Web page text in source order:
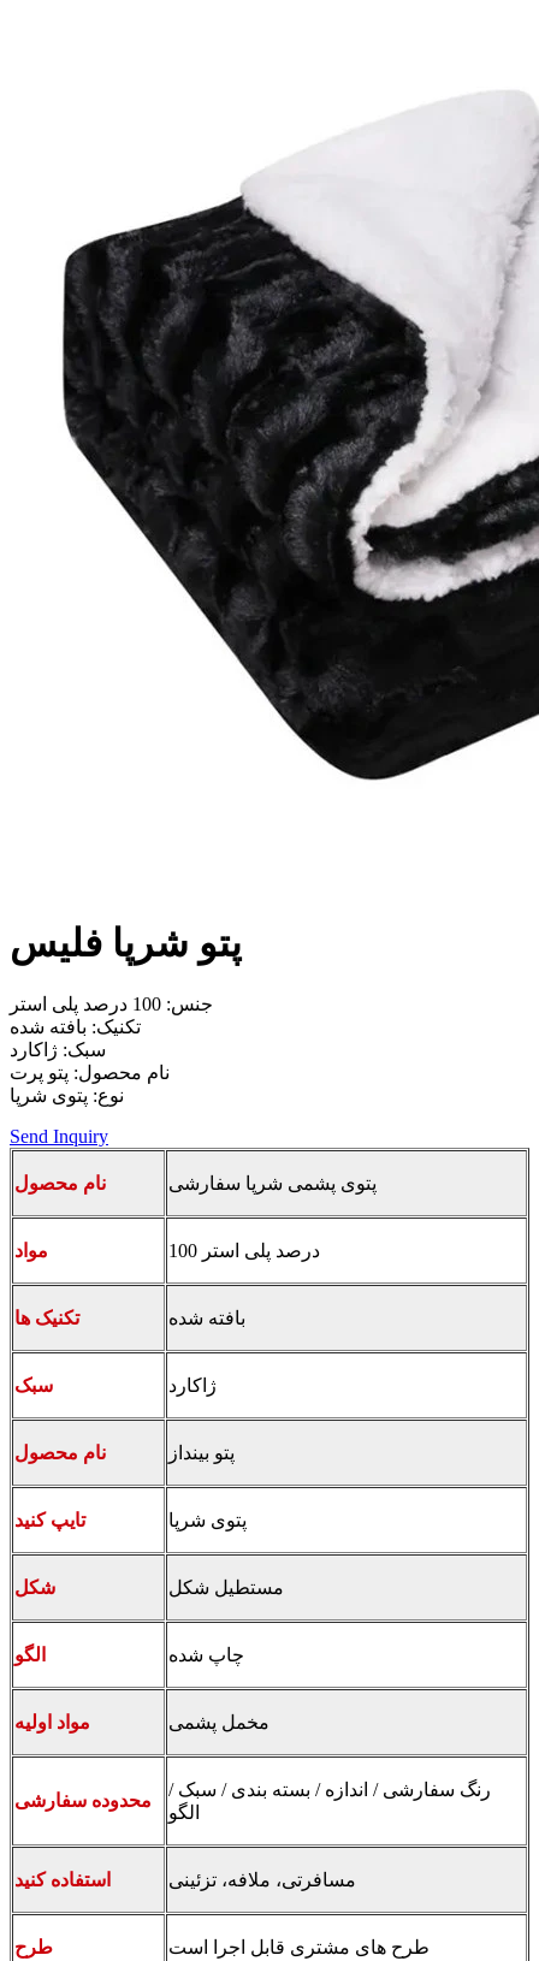
پتو شرپا فلیس
جنس: 100 درصد پلی استر
تکنیک: بافته شده
سبک: ژاکارد
نام محصول: پتو پرت
نوع: پتوی شرپا
Send Inquiry
نام محصول پتوی پشمی شرپا سفارشی
مواد 100 درصد پلی استر
تکنیک ها بافته شده
سبک ژاکارد
نام محصول پتو بینداز
تایپ کنید پتوی شرپا
شکل مستطیل شکل
الگو چاپ شده
مواد اولیه مخمل پشمی
محدوده سفارشی
رنگ سفارشی / اندازه / بسته بندی / سبک /
الگو
استفاده کنید مسافرتی، ملافه، تزئینی
طرح طرح های مشتری قابل اجرا است